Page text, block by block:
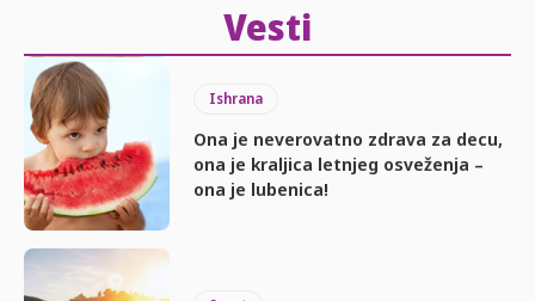
Vesti
Ishrana
Ona je neverovatno zdrava za decu,
ona je kraljica letnjeg osveženja –
ona je lubenica!